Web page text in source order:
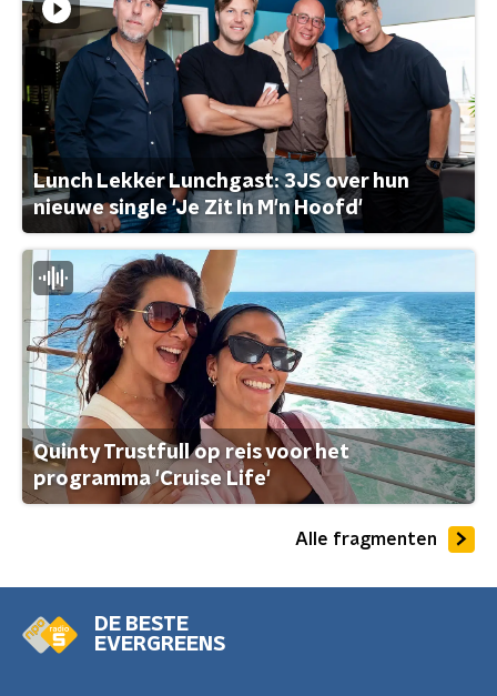
Lunch Lekker Lunchgast: 3JS over hun
nieuwe single 'Je Zit In M'n Hoofd'
Quinty Trustfull op reis voor het
programma 'Cruise Life'
Alle fragmenten
DE BESTE
EVERGREENS